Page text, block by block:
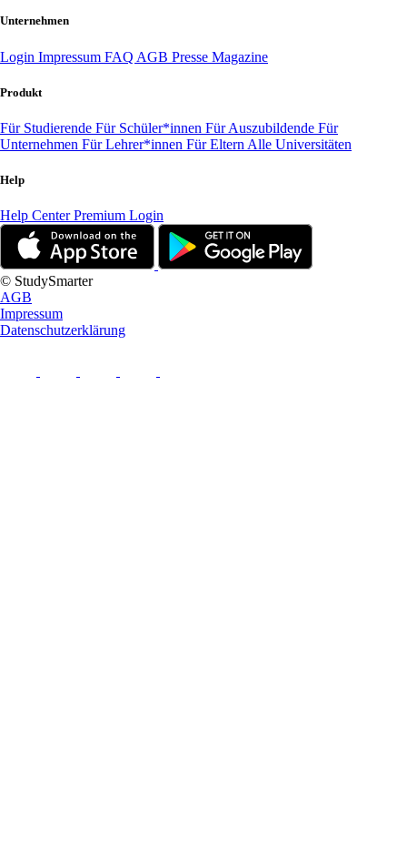
Unternehmen
Login Impressum FAQ AGB Presse Magazine
Produkt
Für Studierende Für Schüler*innen Für Auszubildende Für
Unternehmen Für Lehrer*innen Für Eltern Alle Universitäten
Help
Help CenterPremium Login
© StudySmarter
AGB
Impressum
Datenschutzerklärung